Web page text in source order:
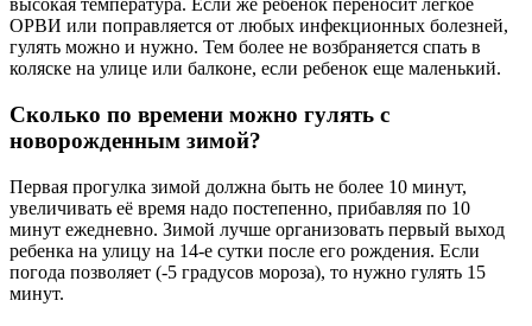
высокая температура. Если же ребенок переносит легкое
ОРВИ или поправляется от любых инфекционных болезней,
гулять можно и нужно. Тем более не возбраняется спать в
коляске на улице или балконе, если ребенок еще маленький.
Сколько по времени можно гулять с
новорожденным зимой?
Первая прогулка зимой должна быть не более 10 минут,
увеличивать её время надо постепенно, прибавляя по 10
минут ежедневно. Зимой лучше организовать первый выход
ребенка на улицу на 14-е сутки после его рождения. Если
погода позволяет (-5 градусов мороза), то нужно гулять 15
минут.